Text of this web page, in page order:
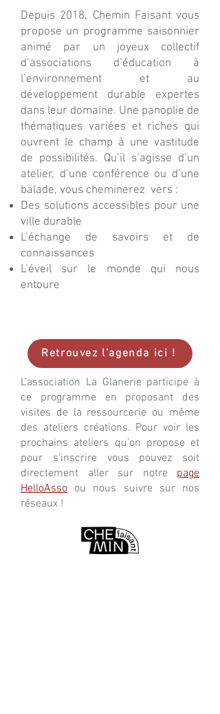
Depuis 2018, Chemin Faisant vous
propose un programme saisonnier
animé par un joyeux collectif
d’associations d’éducation à
l’environnement et au
développement durable expertes
dans leur domaine. Une panoplie de
thématiques variées et riches qui
ouvrent le champ à une vastitude
de possibilités. Qu’il s’agisse d’un
atelier, d’une conférence ou d’une
balade, vous cheminerez vers :
Des solutions accessibles pour une
ville durable
L’échange de savoirs et de
connaissances
L’éveil sur le monde qui nous
entoure
Retrouvez l'agenda ici !
L’association La Glanerie participe à
ce programme en proposant des
visites de la ressourcerie ou même
des ateliers créations. Pour voir les
prochains ateliers qu'on propose et
pour s'inscrire vous pouvez soit
directement aller sur notre page
HelloAsso ou nous suivre sur nos
réseaux !